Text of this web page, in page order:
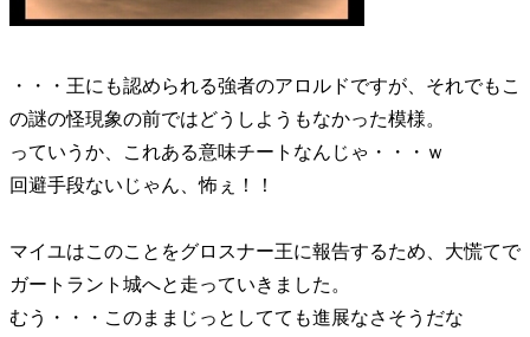
・・・王にも認められる強者のアロルドですが、それでもこ
の謎の怪現象の前ではどうしようもなかった模様。
っていうか、これある意味チートなんじゃ・・・ｗ
回避手段ないじゃん、怖ぇ！！
マイユはこのことをグロスナー王に報告するため、大慌てで
ガートラント城へと走っていきました。
むう・・・このままじっとしてても進展なさそうだな